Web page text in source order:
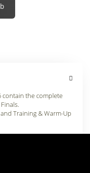
contain the complete
Training & Warm-Up